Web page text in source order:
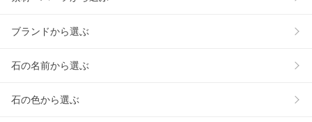
ブランドから選ぶ
石の名前から選ぶ
石の色から選ぶ